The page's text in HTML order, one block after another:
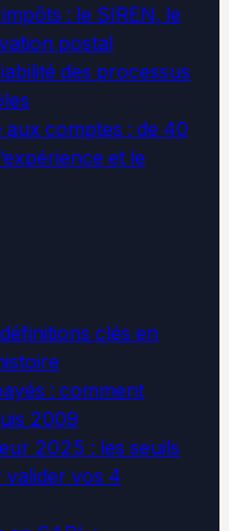
: le SIREN, le
postal
des processus
aux comptes : de 40
et le
clés en
: comment
2009
2025 : les seuils
vos 4